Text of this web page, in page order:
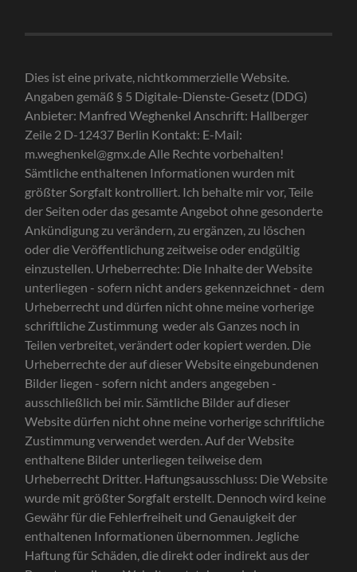
Dies ist eine private, nichtkommerzielle Website.
Angaben gemäß § 5 Digitale-Dienste-Gesetz (DDG)
Anbieter: Manfred Weghenkel Anschrift: Hallberger
Zeile 2 D-12437 Berlin Kontakt: E-Mail:
m.weghenkel@gmx.de Alle Rechte vorbehalten!
Sämtliche enthaltenen Informationen wurden mit
größter Sorgfalt kontrolliert. Ich behalte mir vor, Teile
der Seiten oder das gesamte Angebot ohne gesonderte
Ankündigung zu verändern, zu ergänzen, zu löschen
oder die Veröffentlichung zeitweise oder endgültig
einzustellen. Urheberrechte: Die Inhalte der Website
unterliegen - sofern nicht anders gekennzeichnet - dem
Urheberrecht und dürfen nicht ohne meine vorherige
schriftliche Zustimmung weder als Ganzes noch in
Teilen verbreitet, verändert oder kopiert werden. Die
Urheberrechte der auf dieser Website eingebundenen
Bilder liegen - sofern nicht anders angegeben -
ausschließlich bei mir. Sämtliche Bilder auf dieser
Website dürfen nicht ohne meine vorherige schriftliche
Zustimmung verwendet werden. Auf der Website
enthaltene Bilder unterliegen teilweise dem
Urheberrecht Dritter. Haftungsausschluss: Die Website
wurde mit größter Sorgfalt erstellt. Dennoch wird keine
Gewähr für die Fehlerfreiheit und Genauigkeit der
enthaltenen Informationen übernommen. Jegliche
Haftung für Schäden, die direkt oder indirekt aus der